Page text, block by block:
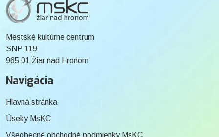
Mestské kultúrne centrum
SNP 119
965 01 Žiar nad Hronom
Navigácia
Hlavná stránka
Úseky MsKC
Všeobecné obchodné podmienky MsKC